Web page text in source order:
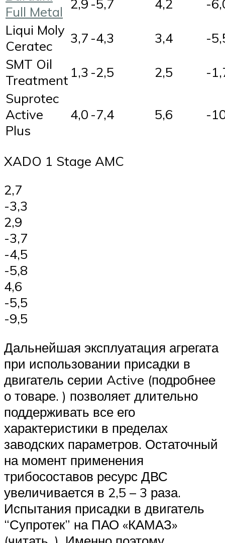
Full Metal 2,9 -5,7 4,2
-
Liqui Moly
Ceratec
3,7 -4,3 3,4
-
SMT Oil
Treatment 1,3 -2,5 2,5
-
Suprotec
Active
Plus
4,0 -7,4 5,6 -
XADO 1 Stage AMC
2,7
-3,3
2,9
-3,7
-4,5
-5,8
4,6
-5,5
-9,5
Дальнейшая эксплуатация агрегата
при использовании присадки в
двигатель серии Active (подробнее
о товаре. ) позволяет длительно
поддерживать все его
характеристики в пределах
заводских параметров. Остаточный
на момент применения
трибосоставов ресурс ДВС
увеличивается в 2,5 – 3 раза.
Испытания присадки в двигатель
“Супротек” на ПАО «КАМАЗ»